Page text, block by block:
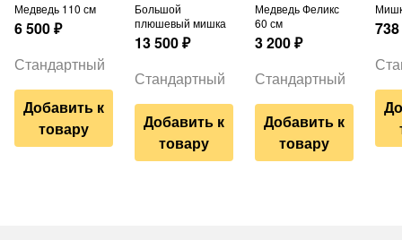
Медведь 110 см
6 500₽
Стандартный
Добавить к
товару
Большой
плюшевый мишка
13 500₽
Стандартный
Добавить к
товару
Медведь Феликс
60 см
3 200₽
Стандартный
Добавить к
товару
738